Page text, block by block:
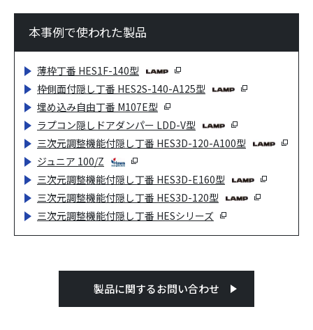
本事例で使われた製品
薄枠丁番 HES1F-140型
枠側面付隠し丁番 HES2S-140-A125型
埋め込み自由丁番 M107E型
ラプコン隠しドアダンパー LDD-V型
三次元調整機能付隠し丁番 HES3D-120-A100型
ジュニア 100/Z
三次元調整機能付隠し丁番 HES3D-E160型
三次元調整機能付隠し丁番 HES3D-120型
三次元調整機能付隠し丁番 HESシリーズ
製品に関するお問い合わせ